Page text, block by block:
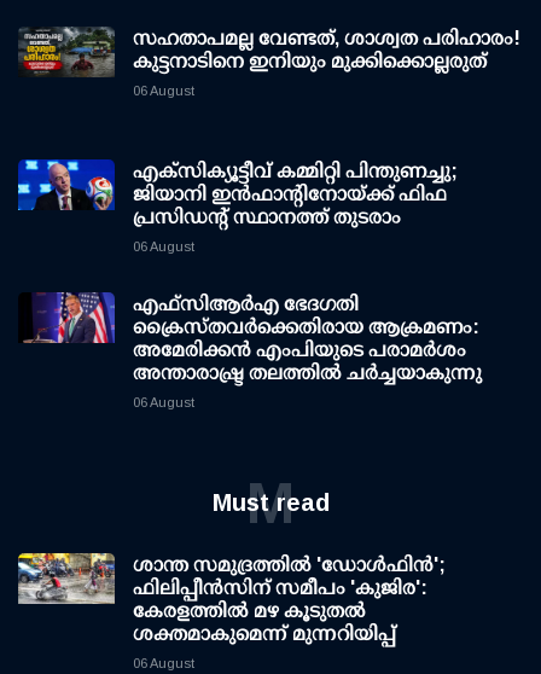
സഹതാപമല്ല വേണ്ടത്, ശാശ്വത പരിഹാരം!
കുട്ടനാടിനെ ഇനിയും മുക്കിക്കൊല്ലരുത്
06 August
എക്സിക്യൂട്ടീവ് കമ്മിറ്റി പിന്തുണച്ചു;
ജിയാനി ഇന്‍ഫാന്റിനോയ്ക്ക് ഫിഫ
പ്രസിഡന്റ് സ്ഥാനത്ത് തുടരാം
06 August
എഫ്‌സി‌ആര്‍‌എ ഭേദഗതി
ക്രൈസ്തവർക്കെതിരായ ആക്രമണം:
അമേരിക്കൻ എംപിയുടെ പരാമർശം
അന്താരാഷ്ട്ര തലത്തിൽ ചർച്ചയാകുന്നു
06 August
Must read
M
ശാന്ത സമുദ്രത്തില്‍ 'ഡോള്‍ഫിന്‍';
ഫിലിപ്പീന്‍സിന് സമീപം 'കുജിര':
കേരളത്തില്‍ മഴ കൂടുതല്‍
ശക്തമാകുമെന്ന് മുന്നറിയിപ്പ്
06 August